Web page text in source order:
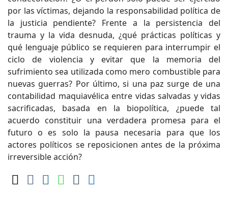
por las víctimas, dejando la responsabilidad política de
la justicia pendiente? Frente a la persistencia del
trauma y la vida desnuda, ¿qué prácticas políticas y
qué lenguaje público se requieren para interrumpir el
ciclo de violencia y evitar que la memoria del
sufrimiento sea utilizada como mero combustible para
nuevas guerras? Por último, si una paz surge de una
contabilidad maquiavélica entre vidas salvadas y vidas
sacrificadas, basada en la biopolítica, ¿puede tal
acuerdo constituir una verdadera promesa para el
futuro o es solo la pausa necesaria para que los
actores políticos se reposicionen antes de la próxima
irreversible acción?